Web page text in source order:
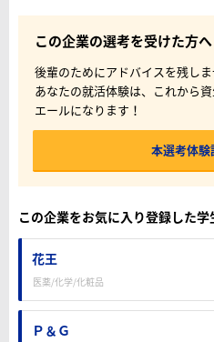
この企業の選考を受けた方へ
後輩のためにアドバイスを残しま
あなたの就活体験は、これから
エールになります！
本選考体験
この企業をお気に入り登録した
花王
医薬/化学/化粧品
Ｐ＆Ｇ